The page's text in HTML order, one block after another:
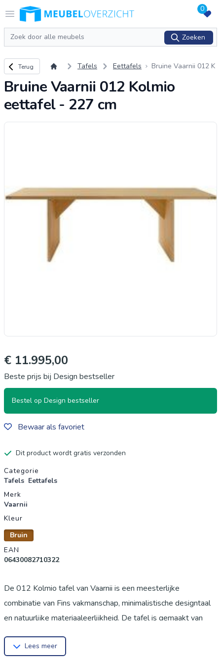
Open menu
Logo Meubeloverzicht.nl 0
Zoeken
Zoeken
Terug naar overzicht
Terug Tafels Eettafels
Bruine Vaarnii 012 K
cm
Bruine Vaarnii 012 Kolmio
eettafel - 227 cm
€ 11.995,00
Beste prijs bij Design bestseller
Bestel op Design bestseller
Bewaar als favoriet
Dit product wordt gratis verzonden
Productgegevens
Categorie
Tafels Eettafels
Merk
Vaarnii
Kleur
Bruin
EAN
06430082710322
De 012 Kolmio tafel van Vaarnii is een meesterlijke
combinatie van Fins vakmanschap, minimalistische designtaal
en natuurlijke materiaaleerlijkheid. De tafel is gemaakt van
ontwerpfilosofie van de fabrikant: robuust, functioneel en
Lees meer